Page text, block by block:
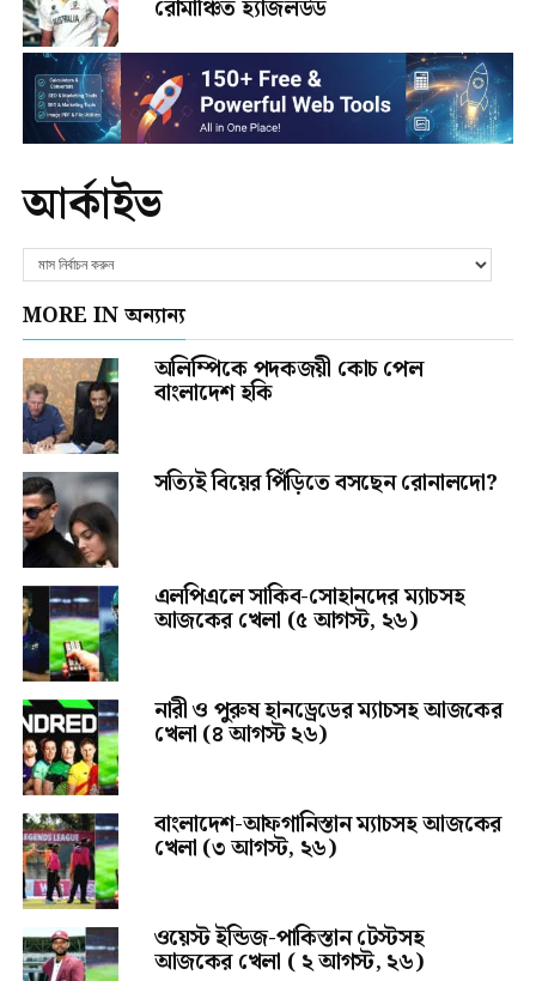
রোমাঞ্চিত হ্যাজলউড
আর্কাইভ
MORE IN অন্যান্য
অলিম্পিকে পদকজয়ী কোচ পেল
বাংলাদেশ হকি
সত্যিই বিয়ের পিঁড়িতে বসছেন রোনালদো?
এলপিএলে সাকিব-সোহানদের ম্যাচসহ
আজকের খেলা (৫ আগস্ট, ২৬)
নারী ও পুরুষ হানড্রেডের ম্যাচসহ আজকের
খেলা (৪ আগস্ট ২৬)
বাংলাদেশ-আফগানিস্তান ম্যাচসহ আজকের
খেলা (৩ আগস্ট, ২৬)
ওয়েস্ট ইন্ডিজ-পাকিস্তান টেস্টসহ
আজকের খেলা ( ২ আগস্ট, ২৬)